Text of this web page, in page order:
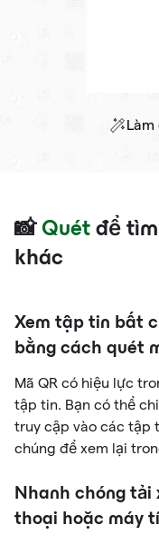
Làm
📸 Quét để
khác
Xem tập tin bất
bằng cách quét
Mã QR có hiệu lực
tập tin. Bạn có thể
truy cập vào các tập
chúng để xem lại
Nhanh chóng tải
thoại hoặc máy